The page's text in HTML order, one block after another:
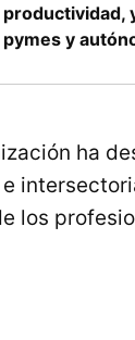
productividad,
pymes y
ha
los